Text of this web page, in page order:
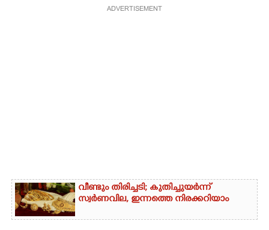
ADVERTISEMENT
വീണ്ടും തിരിച്ചടി; കുതിച്ചുയർന്ന്
സ്വർണവില, ഇന്നത്തെ നിരക്കറിയാം